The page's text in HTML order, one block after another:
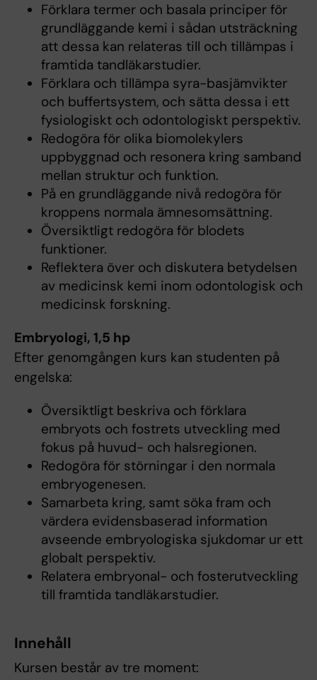
Förklara termer och basala principer för
grundläggande kemi i sådan utsträckning
att dessa kan relateras till och tillämpas i
framtida tandläkarstudier.
Förklara och tillämpa syra-basjämvikter
och buffertsystem, och sätta dessa i ett
fysiologiskt och odontologiskt perspektiv.
Redogöra för olika biomolekylers
uppbyggnad och resonera kring samband
mellan struktur och funktion.
På en grundläggande nivå redogöra för
kroppens normala ämnesomsättning.
Översiktligt redogöra för blodets
funktioner.
Reflektera över och diskutera betydelsen
av medicinsk kemi inom odontologisk och
medicinsk forskning.
Embryologi, 1,5 hp
Efter genomgången kurs kan studenten på
engelska:
Översiktligt beskriva och förklara
embryots och fostrets utveckling med
fokus på huvud- och halsregionen.
Redogöra för störningar i den normala
embryogenesen.
Samarbeta kring, samt söka fram och
värdera evidensbaserad information
avseende embryologiska sjukdomar ur ett
globalt perspektiv.
Relatera embryonal- och fosterutveckling
till framtida tandläkarstudier.
Innehåll
Kursen består av tre moment: